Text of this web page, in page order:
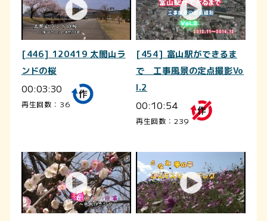
[446] 120419 太閤山ラ
ンドの桜
00:03:30
再生回数：36
[454] 富山駅ができるま
で 工事風景の定点撮影Vo
l.2
00:10:54
再生回数：239